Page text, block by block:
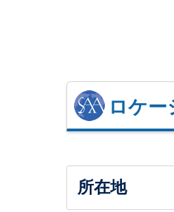
ロケー
所在地